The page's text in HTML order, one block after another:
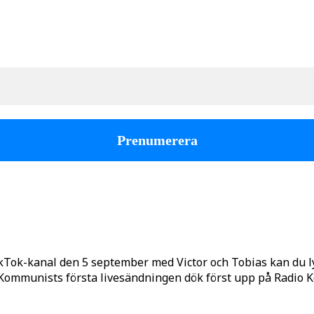
kanal den 5 september med Victor och Tobias kan
första livesändningen dök först upp på Radio